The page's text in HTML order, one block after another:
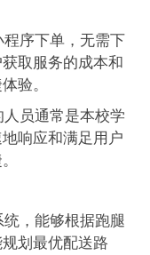
序下单，无需下
取服务的成本和
验。
人员通常是本校学
响应和满足用户
，能够根据跑腿
划最优配送路